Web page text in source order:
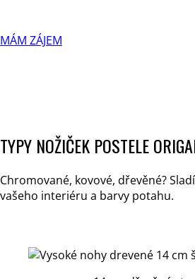
MÁM ZÁJEM
TYPY NOŽIČEK POSTELE
Chromované, kovové, dřevěné?
vašeho interiéru a barvy potahu.